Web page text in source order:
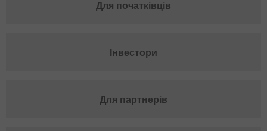
Для початківців
Інвестори
Для партнерів